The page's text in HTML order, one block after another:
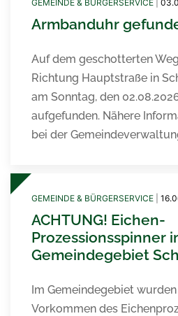
GEMEINDE & BÜRGERSERVICE
Armbanduhr
Auf dem geschotterten
Richtung Hauptstraße in
am Sonntag, den
aufgefunden. Nähere
bei der
GEMEINDE & BÜRGERSERVICE
ACHTUNG! Eichen-
Prozessionsspinner
Gemeindegebiet
Im Gemeindegebiet
Vorkommen des